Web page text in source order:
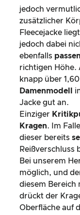
jedoch
zusätzlicher
Fleecejacke liegt
jedoch dabei
ebenfalls
richtigen Höhe.
knapp über
Damenmodell
Jacke gut an.
Einziger
Kragen. Im
dieser bereits
Reißverschluss
Bei unserem
möglich, und
diesem Bereich
drückt der
Oberfläche auf